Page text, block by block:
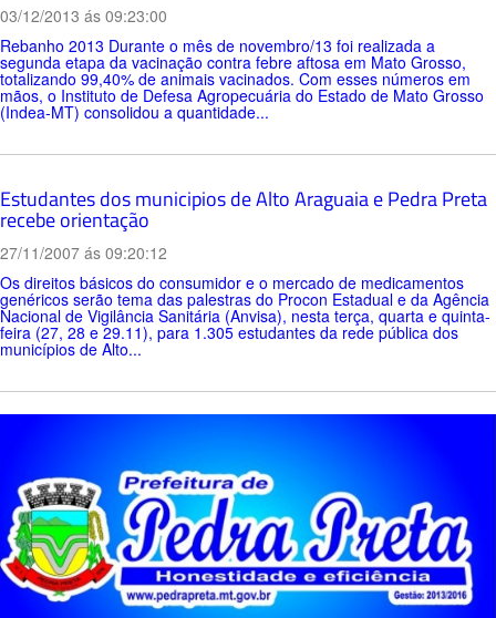
03/12/2013 ás 09:23:00
Rebanho 2013 Durante o mês de novembro/13 foi realizada a
segunda etapa da vacinação contra febre aftosa em Mato Grosso,
totalizando 99,40% de animais vacinados. Com esses números em
mãos, o Instituto de Defesa Agropecuária do Estado de Mato Grosso
(Indea-MT) consolidou a quantidade...
Estudantes dos municipios de Alto Araguaia e Pedra Preta
recebe orientação
27/11/2007 ás 09:20:12
Os direitos básicos do consumidor e o mercado de medicamentos
genéricos serão tema das palestras do Procon Estadual e da Agência
Nacional de Vigilância Sanitária (Anvisa), nesta terça, quarta e quinta-
feira (27, 28 e 29.11), para 1.305 estudantes da rede pública dos
municípios de Alto...